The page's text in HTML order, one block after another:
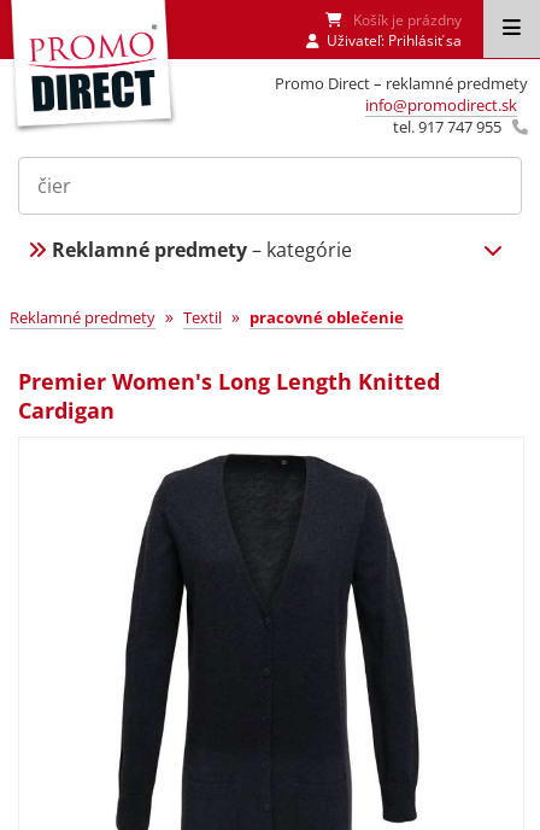
Promo Direct – reklamné predmety
info@promodirect.sk
tel. 917 747 955
Košík je prázdny
Uživateľ: Prihlásiť sa
Reklamné predmety– kategórie
Reklamné predmety » Textil » pracovné oblečenie
Premier Women's Long Length Knitted
Cardigan